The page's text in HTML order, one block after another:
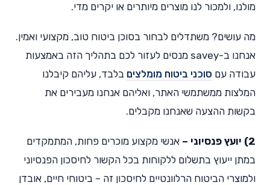
מולנו, ולמכור לנו מוצרים מיותרים או יקרים מדי.
מה עושים? משתדלים לבחור בסוכן ביטוח טוב, מקצועי ואמין.
אנחנו ב-savey מנסים לעזור לכם בתהליך הזה באמצעות
עבודה עם סוכני ביטוח מומלצים בלבד, עליהם קיבלנו
המלצות ממשתמשי האתר, ואליהם אנחנו מעבירים את
בקשות ההצעה שאנחנו מקבלים.
2) יועץ פנסיוני –
אנשי מקצוע מוכרים פחות, המתמקדים
במתן ייעוץ בתשלום ללקוחות בכל הקשור לחיסכון הפנסיוני
ולמוצרי הביטוח הרלוונטיים לחיסכון זה – ביטוחי חיים, אובדן